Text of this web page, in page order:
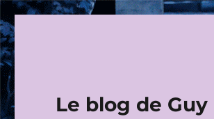
Le blog de